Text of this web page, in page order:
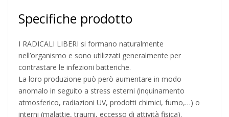
Specifiche prodotto
I RADICALI LIBERI si formano naturalmente
nell’organismo e sono utilizzati generalmente per
contrastare le infezioni batteriche.
La loro produzione può però aumentare in modo
anomalo in seguito a stress esterni (inquinamento
atmosferico, radiazioni UV, prodotti chimici, fumo,…) o
interni (malattie, traumi, eccesso di attività fisica).